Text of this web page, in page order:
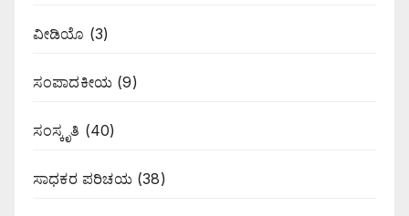
ವೀಡಿಯೊ (3)
ಸಂಪಾದಕೀಯ (9)
ಸಂಸ್ಕೃತಿ (40)
ಸಾಧಕರ ಪರಿಚಯ(38)